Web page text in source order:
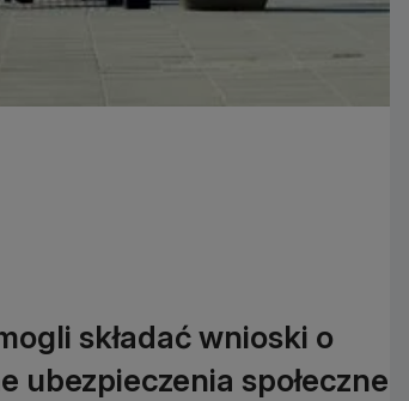
składać wnioski o
ubezpieczenia społeczne